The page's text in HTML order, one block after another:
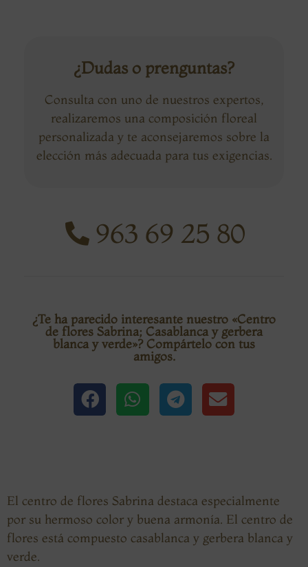
¿Dudas o prenguntas?
Consulta con uno de nuestros expertos,
realizaremos una composición floreal
personalizada y te aconsejaremos sobre la
elección más adecuada para tus exigencias.
963 69 25 80
¿Te ha parecido interesante nuestro «Centro
de flores Sabrina; Casablanca y gerbera
blanca y verde»? Compártelo con tus
amigos.
El centro de flores Sabrina destaca especialmente
por su hermoso color y buena armonía. El centro de
flores está compuesto casablanca y gerbera blanca y
verde.